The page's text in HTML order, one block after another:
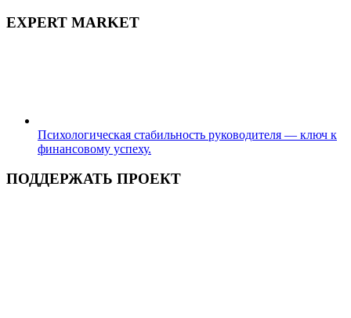
EXPERT MARKET
Психологическая стабильность руководителя — ключ к
финансовому успеху.
ПОДДЕРЖАТЬ ПРОЕКТ